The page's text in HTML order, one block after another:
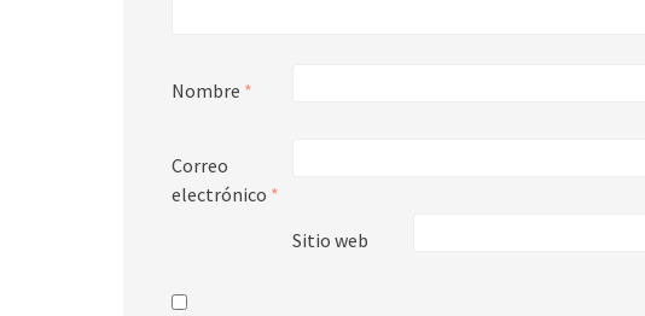
Nombre *
Correo
electrónico *
Sitio web